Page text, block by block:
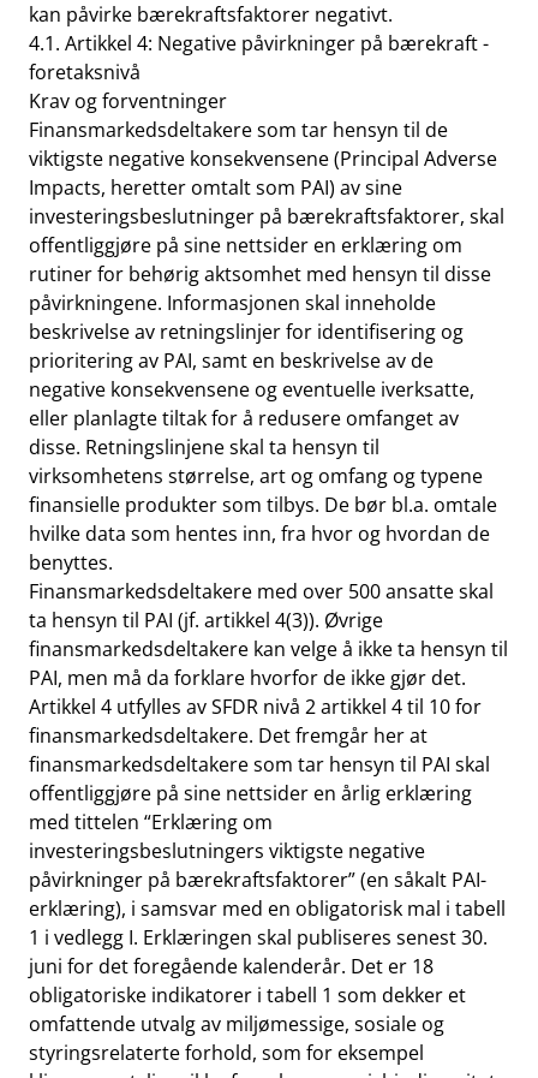
kan påvirke bærekraftsfaktorer negativt.
4.1. Artikkel 4: Negative påvirkninger på bærekraft -
foretaksnivå
Krav og forventninger
Finansmarkedsdeltakere som tar hensyn til de
viktigste negative konsekvensene (Principal Adverse
Impacts, heretter omtalt som PAI) av sine
investeringsbeslutninger på bærekraftsfaktorer, skal
offentliggjøre på sine nettsider en erklæring om
rutiner for behørig aktsomhet med hensyn til disse
påvirkningene. Informasjonen skal inneholde
beskrivelse av retningslinjer for identifisering og
prioritering av PAI, samt en beskrivelse av de
negative konsekvensene og eventuelle iverksatte,
eller planlagte tiltak for å redusere omfanget av
disse. Retningslinjene skal ta hensyn til
virksomhetens størrelse, art og omfang og typene
finansielle produkter som tilbys. De bør bl.a. omtale
hvilke data som hentes inn, fra hvor og hvordan de
benyttes.
Finansmarkedsdeltakere med over 500 ansatte skal
ta hensyn til PAI (jf. artikkel 4(3)). Øvrige
finansmarkedsdeltakere kan velge å ikke ta hensyn til
PAI, men må da forklare hvorfor de ikke gjør det.
Artikkel 4 utfylles av SFDR nivå 2 artikkel 4 til 10 for
finansmarkedsdeltakere. Det fremgår her at
finansmarkedsdeltakere som tar hensyn til PAI skal
offentliggjøre på sine nettsider en årlig erklæring
med tittelen “Erklæring om
investeringsbeslutningers viktigste negative
påvirkninger på bærekraftsfaktorer” (en såkalt PAI-
erklæring), i samsvar med en obligatorisk mal i tabell
1 i vedlegg I. Erklæringen skal publiseres senest 30.
juni for det foregående kalenderår. Det er 18
obligatoriske indikatorer i tabell 1 som dekker et
omfattende utvalg av miljømessige, sosiale og
styringsrelaterte forhold, som for eksempel